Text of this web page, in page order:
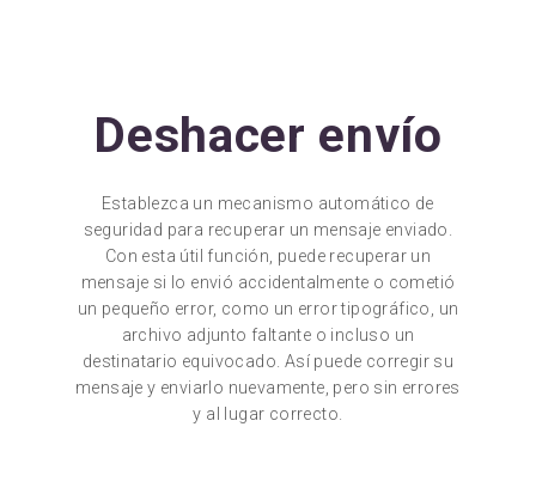
Deshacer envío
Establezca un mecanismo automático de
seguridad para recuperar un mensaje enviado.
Con esta útil función, puede recuperar un
mensaje si lo envió accidentalmente o cometió
un pequeño error, como un error tipográfico, un
archivo adjunto faltante o incluso un
destinatario equivocado. Así puede corregir su
mensaje y enviarlo nuevamente, pero sin errores
y al lugar correcto.